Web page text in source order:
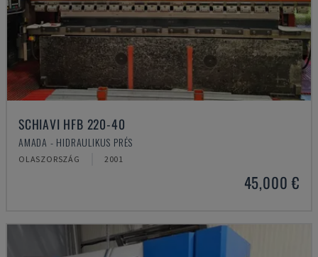
SCHIAVI HFB 220-40
AMADA - HIDRAULIKUS PRÉS
OLASZORSZÁG 2001
45,000 €